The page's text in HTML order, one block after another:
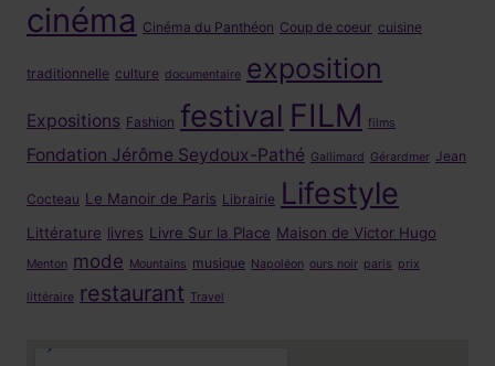
cinéma Cinéma du Panthéon Coup de coeur cuisine
traditionnelle culture documentaire exposition
Expositions Fashion festival FILM films
Fondation Jérôme Seydoux-Pathé Gallimard Gérardmer Jean
Cocteau Le Manoir de Paris Librairie Lifestyle
Littérature livres Livre Sur la Place Maison de Victor Hugo
Menton mode Mountains musique Napoléon ours noir paris prix
littéraire restaurant Travel